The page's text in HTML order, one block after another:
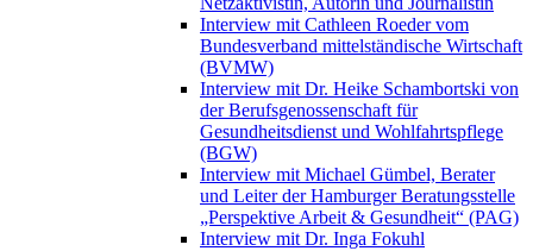
Interview mit Cathleen Roeder vom
Bundesverband mittelständische Wirtschaft
(BVMW)
Interview mit Dr. Heike Schambortski von
der Berufsgenossenschaft für
Gesundheitsdienst und Wohlfahrtspflege
(BGW)
Interview mit Michael Gümbel, Berater
und Leiter der Hamburger Beratungsstelle
„Perspektive Arbeit & Gesundheit“ (PAG)
Interview mit Dr. Inga Fokuhl